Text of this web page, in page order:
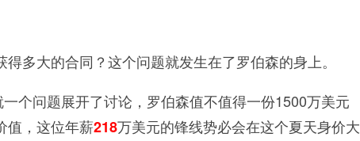
多大的合同？这个问题就发生在了罗伯森的身上。
个问题展开了讨论，罗伯森值不值得一份1500万美元
值，这位年薪218万美元的锋线势必会在这个夏天身价大